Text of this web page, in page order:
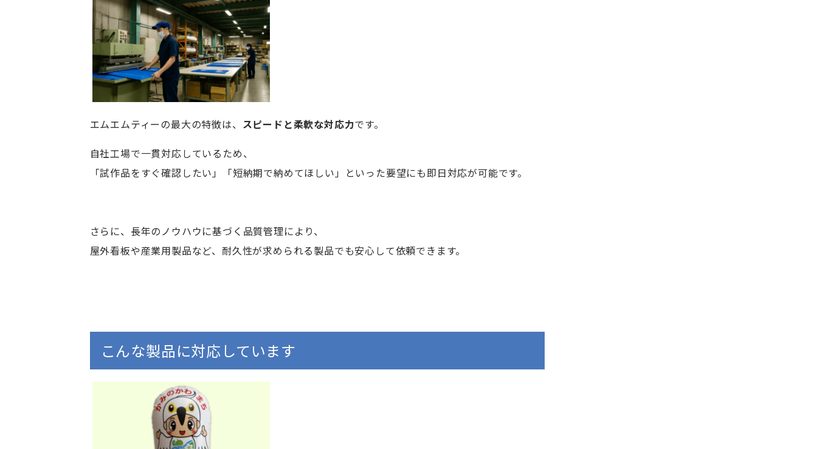
エムエムティーの最大の特徴は、 スピードと柔軟な対応力です。
自社工場で一貫対応しているため、
「試作品をすぐ確認したい」「短納期で納めてほしい」といった要望にも即日対応が可能です。
さらに、長年のノウハウに基づく品質管理により、
屋外看板や産業用製品など、耐久性が求められる製品でも安心して依頼できます。
こんな製品に対応しています